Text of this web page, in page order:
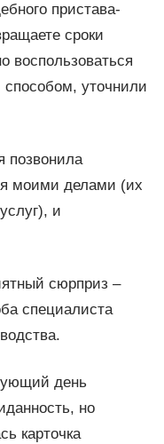
пристава-
сроки
воспользоваться
уточнили
позвонила
моими делами (их
и
сюрприз –
специалиста
день
но
карточка